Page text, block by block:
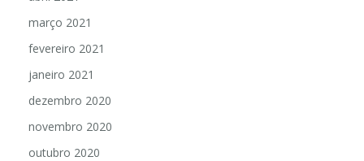
março 2021
fevereiro 2021
janeiro 2021
dezembro 2020
novembro 2020
outubro 2020